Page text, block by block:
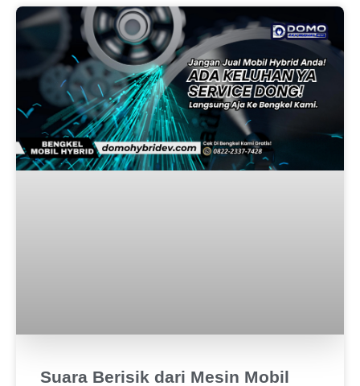
Suara Berisik dari Mesin Mobil